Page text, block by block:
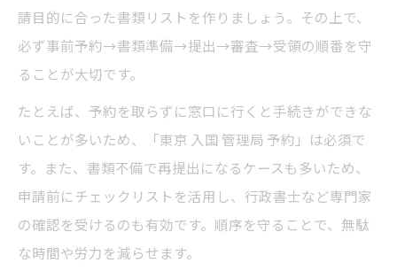
請目的に合った書類リストを作りましょう。その上で、
必ず事前予約→書類準備→提出→審査→受領の順番を守
ることが大切です。
たとえば、予約を取らずに窓口に行くと手続きができな
いことが多いため、「東京 入国 管理局 予約」は必須で
す。また、書類不備で再提出になるケースも多いため、
申請前にチェックリストを活用し、行政書士など専門家
の確認を受けるのも有効です。順序を守ることで、無駄
な時間や労力を減らせます。